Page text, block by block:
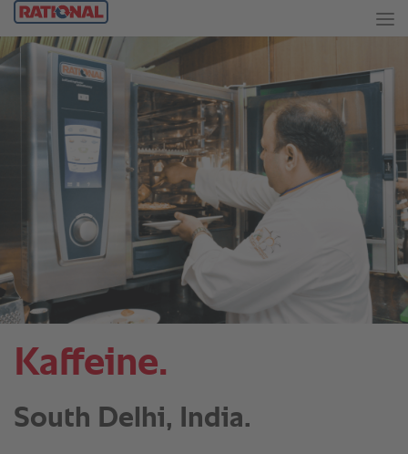
Kaffeine.
South Delhi, India.